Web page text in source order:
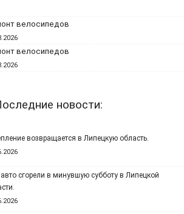
велосипедов
велосипедов
новости:
возвращается в Липецкую область.
сгорели в минувшую субботу в Липецкой